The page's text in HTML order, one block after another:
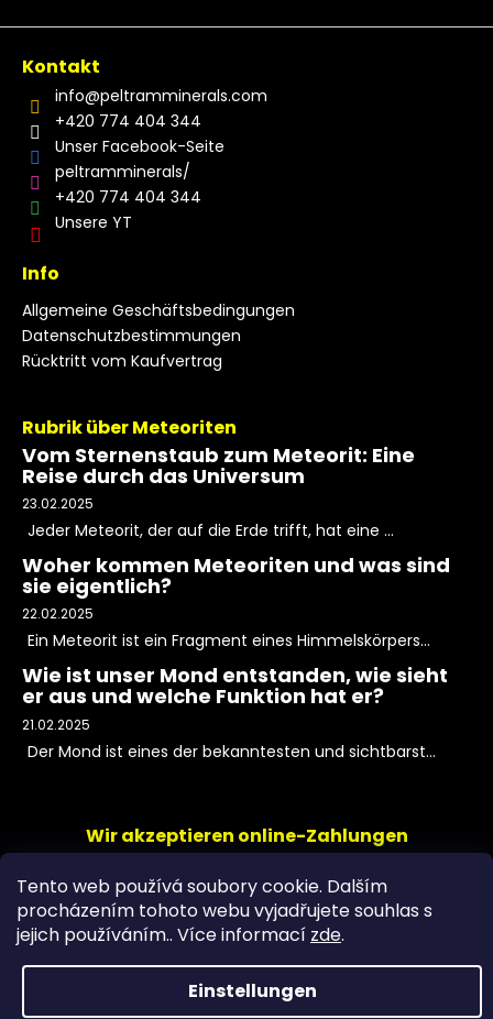
Tento web používá soubory cookie. Dalším
procházením tohoto webu vyjadřujete souhlas s
jejich používáním.. Více informací zde.
Einstellungen
Kontakt
info@peltramminerals.com
+420 774 404 344
Unser Facebook-Seite
peltramminerals/
+420 774 404 344
Unsere YT
Info
Allgemeine Geschäftsbedingungen
Datenschutzbestimmungen
Rücktritt vom Kaufvertrag
Rubrik über Meteoriten
Vom Sternenstaub zum Meteorit: Eine
Reise durch das Universum
23.02.2025
Jeder Meteorit, der auf die Erde trifft, hat eine ...
Woher kommen Meteoriten und was sind
sie eigentlich?
22.02.2025
Ein Meteorit ist ein Fragment eines Himmelskörpers...
Wie ist unser Mond entstanden, wie sieht
er aus und welche Funktion hat er?
21.02.2025
Der Mond ist eines der bekanntesten und sichtbarst...
Wir akzeptieren online-Zahlungen